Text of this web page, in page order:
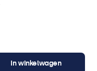
In winkelwagen